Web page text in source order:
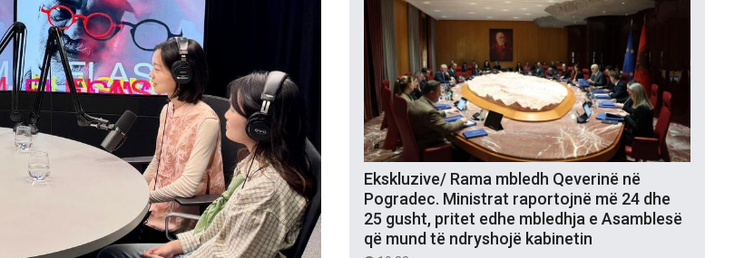
Ekskluzive/ Rama mbledh Qeverinë në
Pogradec. Ministrat raportojnë më 24 dhe
25 gusht, pritet edhe mbledhja e Asamblesë
që mund të ndryshojë kabinetin